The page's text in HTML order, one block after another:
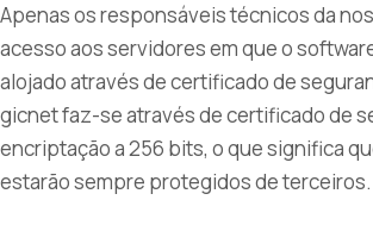
Apenas os responsáveis técnicos da
acesso aos servidores em que o
alojado através de certificado de
gicnet faz-se através de certificado de
encriptação a 256 bits, o que significa
estarão sempre protegidos de terceiros.